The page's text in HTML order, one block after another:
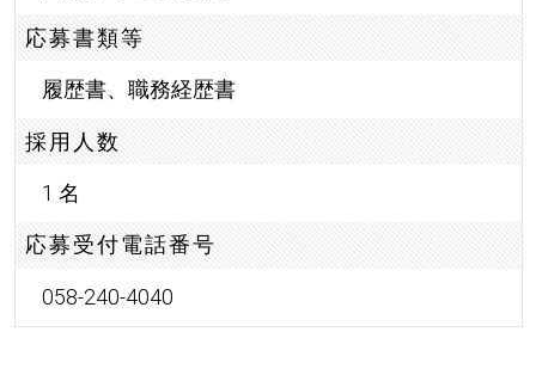
応募書類等
履歴書、職務経歴書
採用人数
1 名
応募受付電話番号
058-240-4040